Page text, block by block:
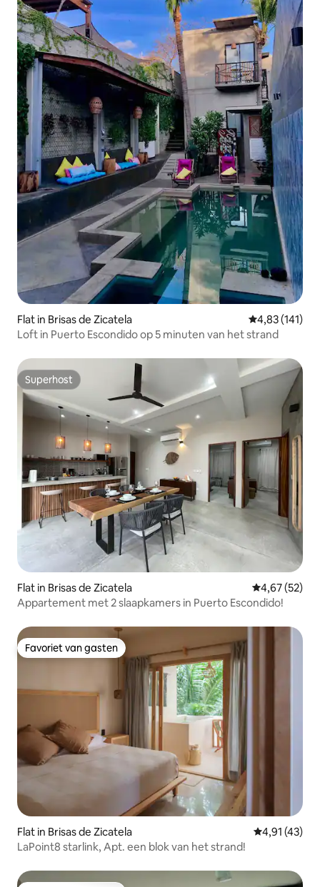
Flat in Brisas de Zicatela Gemiddelde
4,83 (141)
Loft in Puerto Escondido op 5 minuten van het strand
Superhost
Superhost
Flat in Brisas de Zicatela Gemiddelde
4,67 (52)
Appartement met 2 slaapkamers in Puerto Escondido!
Favoriet van gasten
Favoriet van gasten
Flat in Brisas de Zicatela Gemiddelde
4,91 (43)
LaPoint8 starlink, Apt. een blok van het strand!